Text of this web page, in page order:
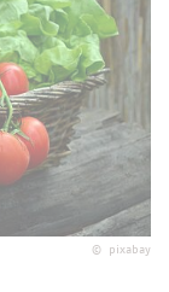
© pixabay